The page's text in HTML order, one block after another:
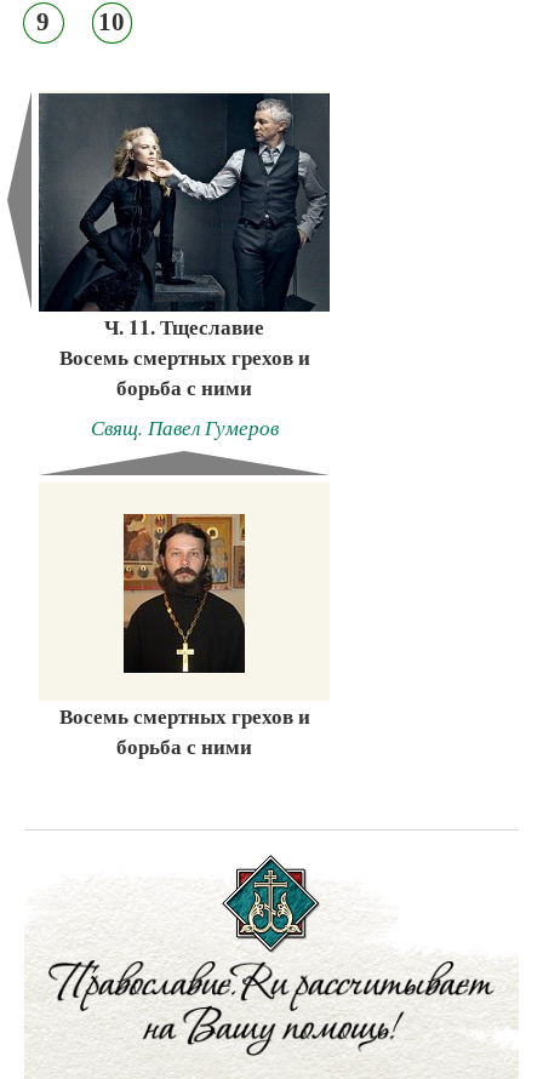
9 10
Ч. 11. Тщеславие
Восемь смертных грехов и
борьба с ними
Свящ. Павел Гумеров
Восемь смертных грехов и
борьба с ними